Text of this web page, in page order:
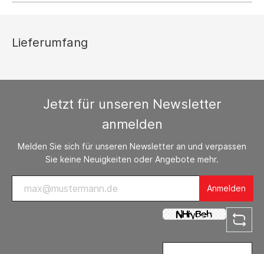
Lieferumfang
Jetzt für unseren Newsletter
anmelden
Melden Sie sich für unseren Newsletter an und verpassen
Sie keine Neuigkeiten oder Angebote mehr.
Anmelden